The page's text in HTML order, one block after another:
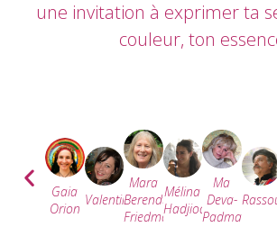
une invitation à exprimer ta
couleur, ton
Gaia
Orion
Valentine
Mara
Berendt-
Friedman
Mélina
Hadjioannou
Ma
Deva-
Padma